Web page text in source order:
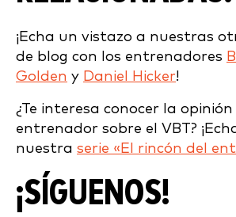
¡Echa un vistazo a nuestras
de blog con los entrenadores
Golden y Daniel Hicker!
¿Te interesa conocer la opinión
entrenador sobre el VBT?
nuestra serie «El rincón del
¡SÍGUENOS!